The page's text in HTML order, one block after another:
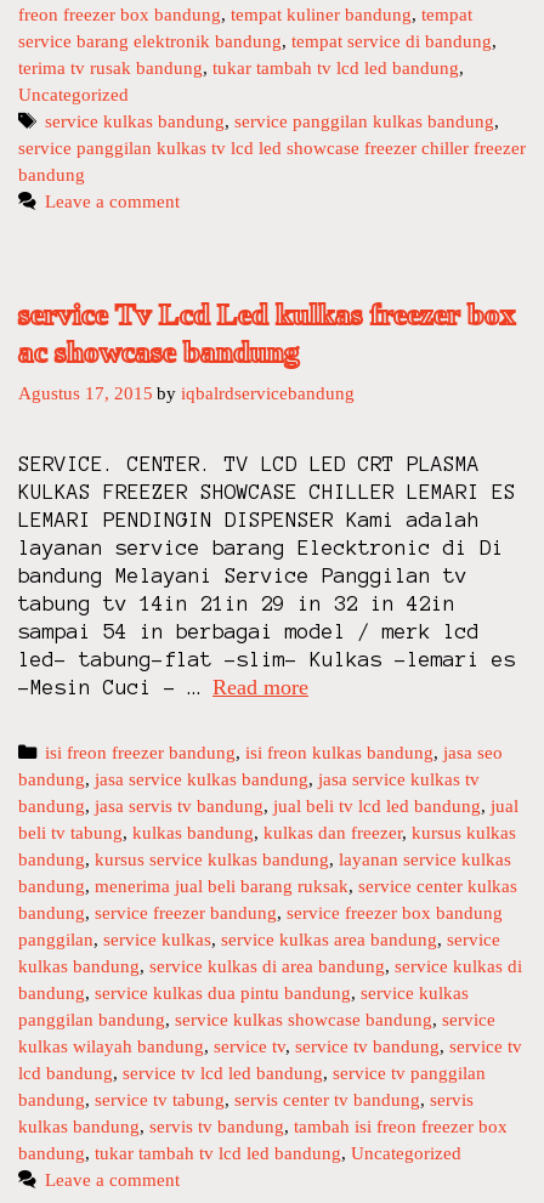
freon freezer box bandung, tempat kuliner bandung, tempat
service barang elektronik bandung, tempat service di bandung,
terima tv rusak bandung, tukar tambah tv lcd led bandung,
Uncategorized
T
a
g
s
service kulkas bandung,service panggilan kulkas bandung,
service panggilan kulkas tv lcd led showcase freezer chiller freezer
bandung
Leave a comment
service Tv Lcd Led kulkas freezer box
ac showcase bandung
Agustus 17, 2015 by iqbalrdservicebandung
SERVICE. CENTER. TV LCD LED CRT PLASMA
KULKAS FREEZER SHOWCASE CHILLER LEMARI ES
LEMARI PENDINGIN DISPENSER Kami adalah
layanan service barang Elecktronic di Di
bandung Melayani Service Panggilan tv
tabung tv 14in 21in 29 in 32 in 42in
sampai 54 in berbagai model / merk lcd
led- tabung-flat -slim- Kulkas -lemari es
-Mesin Cuci – … Read more
r
i
c
e
T
v
L
c
d
L
e
d
k
u
l
C
a
t
e
g
o
r
i
e
s
isi freon freezer bandung,isi freon kulkas bandung,jasa seo
bandung, jasa service kulkas bandung, jasa service kulkas tv
bandung, jasa servis tv bandung, jual beli tv lcd led bandung, jual
beli tv tabung, kulkas bandung, kulkas dan freezer, kursus kulkas
bandung, kursus service kulkas bandung, layanan service kulkas
bandung, menerima jual beli barang ruksak, service center kulkas
bandung, service freezer bandung, service freezer box bandung
panggilan, service kulkas, service kulkas area bandung, service
kulkas bandung, service kulkas di area bandung, service kulkas di
bandung, service kulkas dua pintu bandung, service kulkas
panggilan bandung, service kulkas showcase bandung, service
kulkas wilayah bandung, service tv, service tv bandung, service tv
lcd bandung, service tv lcd led bandung, service tv panggilan
bandung, service tv tabung, servis center tv bandung, servis
kulkas bandung, servis tv bandung, tambah isi freon freezer box
bandung, tukar tambah tv lcd led bandung, Uncategorized
Leave a comment